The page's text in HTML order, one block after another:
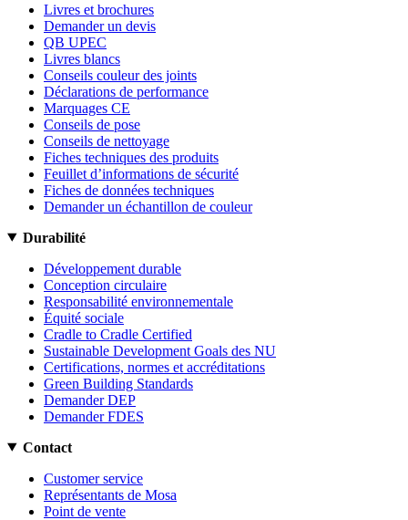
Livres et brochures
Demander un devis
QB UPEC
Livres blancs
Conseils couleur des joints
Déclarations de performance
Marquages CE
Conseils de pose
Conseils de nettoyage
Fiches techniques des produits
Feuillet d’informations de sécurité
Fiches de données techniques
Demander un échantillon de couleur
Durabilité
Développement durable
Conception circulaire
Responsabilité environnementale
Équité sociale
Cradle to Cradle Certified
Sustainable Development Goals des NU
Certifications, normes et accréditations
Green Building Standards
Demander DEP
Demander FDES
Contact
Customer service
Représentants de Mosa
Point de vente